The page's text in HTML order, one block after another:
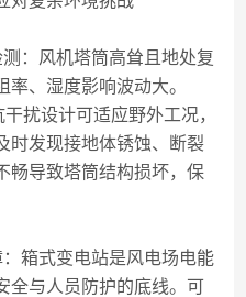
：风机塔筒高耸且地处复
、湿度影响波动大。
扰设计可适应野外工况，
时发现接地体锈蚀、断裂
畅导致塔筒结构损坏，保
箱式变电站是风电场电能
全与人员防护的底线。可